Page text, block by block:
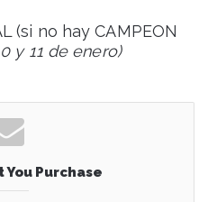
(si no hay CAMPEON
y 11 de enero)
Purchase